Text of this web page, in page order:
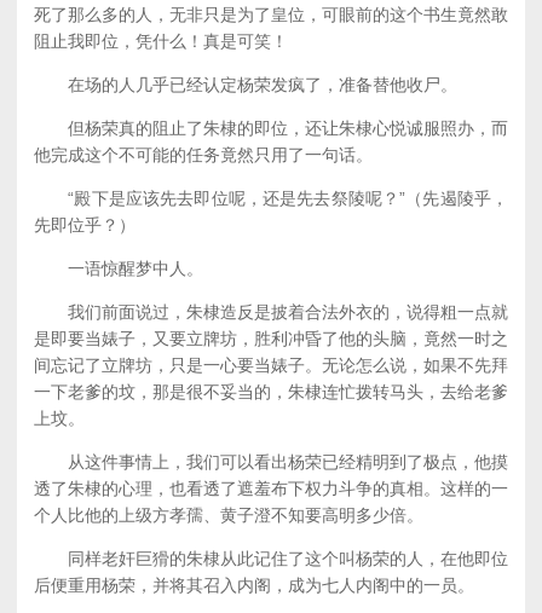
死了那么多的人，无非只是为了皇位，可眼前的这个书生竟然敢
阻止我即位，凭什么！真是可笑！
在场的人几乎已经认定杨荣发疯了，准备替他收尸。
但杨荣真的阻止了朱棣的即位，还让朱棣心悦诚服照办，而
他完成这个不可能的任务竟然只用了一句话。
“殿下是应该先去即位呢，还是先去祭陵呢？”（先遏陵乎，
先即位乎？）
一语惊醒梦中人。
我们前面说过，朱棣造反是披着合法外衣的，说得粗一点就
是即要当婊子，又要立牌坊，胜利冲昏了他的头脑，竟然一时之
间忘记了立牌坊，只是一心要当婊子。无论怎么说，如果不先拜
一下老爹的坟，那是很不妥当的，朱棣连忙拨转马头，去给老爹
上坟。
从这件事情上，我们可以看出杨荣已经精明到了极点，他摸
透了朱棣的心理，也看透了遮羞布下权力斗争的真相。这样的一
个人比他的上级方孝孺、黄子澄不知要高明多少倍。
同样老奸巨猾的朱棣从此记住了这个叫杨荣的人，在他即位
后便重用杨荣，并将其召入内阁，成为七人内阁中的一员。